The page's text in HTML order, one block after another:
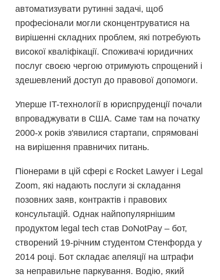
автоматизувати рутинні задачі, щоб
професіонали могли сконцентруватися на
вирішенні складних проблем, які потребують
високої кваліфікації. Споживачі юридичних
послуг своєю чергою отримують спрощений і
здешевлений доступ до правової допомоги.
Уперше IT-технології в юриспруденції почали
впроваджувати в США. Саме там на початку
2000-х років з'явилися стартапи, спрямовані
на вирішення правничих питань.
Піонерами в цій сфері є Rocket Lawyer і Legal
Zoom, які надають послуги зі складання
позовних заяв, контрактів і правових
консультацій. Однак найпопулярнішим
продуктом legal tech став DoNotPay – бот,
створений 19-річним студентом Стенфорда у
2014 році. Бот складає апеляції на штрафи
за неправильне паркування. Водію, який